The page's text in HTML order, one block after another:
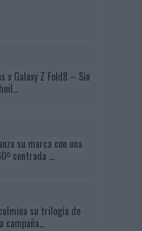
x Galaxy Z Fold8 – Sin
su marca con una
centrada ...
su trilogía de
campaña...